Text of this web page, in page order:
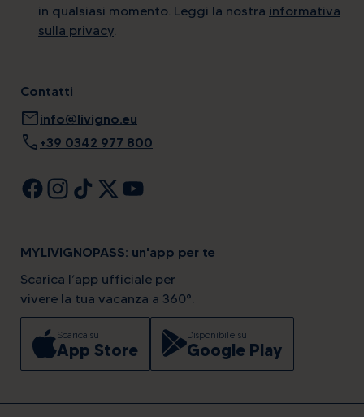
in qualsiasi momento. Leggi la nostra informativa
sulla privacy.
Contatti
mailinfo@livigno.eu
call +39 0342 977 800
MYLIVIGNOPASS: un'app per te
Scarica l’app ufficiale per
vivere la tua vacanza a 360°.
Scarica su
App Store
Disponibile su
Google Play